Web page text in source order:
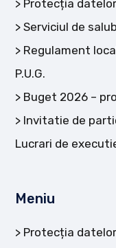
Protecția datelor
Serviciul de
Regulament
P.U.G.
Buget 2026 –
Invitatie de
Lucrari de
Meniu
Protecția datelor